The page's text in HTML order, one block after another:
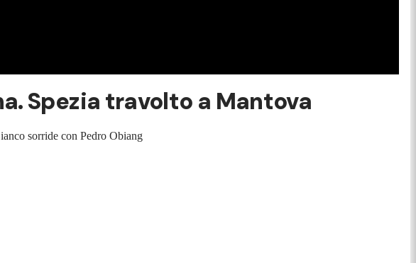
Spezia travolto a Mantova
sorride con Pedro Obiang